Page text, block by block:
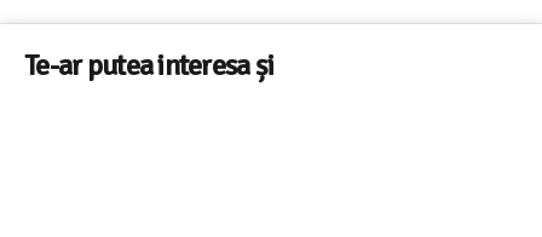
Te-ar putea interesa și